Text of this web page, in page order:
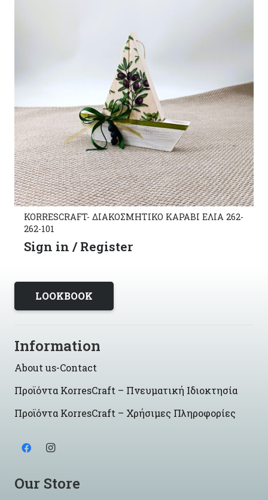
KORRESCRAFT- 262-119-103 Ξύλινο Πασχαλινό Αυγό
Μεσαίο 12,5*8εκ
Sign in / Register
LOOKBOOK
Information
About us-Contact
Προϊόντα KorresCraft – Πνευματική Ιδιοκτησία
Προϊόντα KorresCraft – Χρήσιμες Πληροφορίες
Our Store